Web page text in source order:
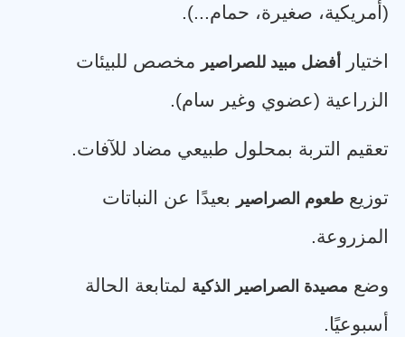
(أمريكية، صغيرة، حمام...).
اختيار أفضل مبيد للصراصير مخصص للبيئات
الزراعية (عضوي وغير سام).
تعقيم التربة بمحلول طبيعي مضاد للآفات.
توزيع طعوم الصراصير
بعيدًا عن النباتات
المزروعة.
وضع مصيدة الصراصير الذكية لمتابعة الحالة
أسبوعيًا.